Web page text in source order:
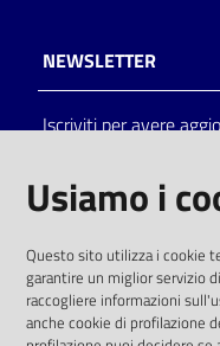
on line
Eventi
Chiedi al
bibliotecario
NEWSLETTER
Iscriviti per avere
solo alle condizioni
comunitaria 2003/
Usiamo i
Questo sito utilizza i cookie
garantire un miglior servizio
raccogliere informazioni
anche cookie di profilazione